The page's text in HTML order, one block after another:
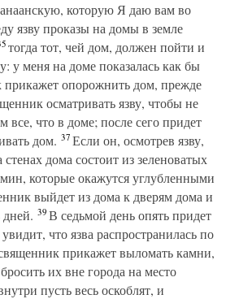
которую Я даю вам во
язву проказы на домы в земле
тогда тот, чей дом, должен пойти и
у меня на доме показалась как бы
опорожнить дом, прежде
осматривать язву, чтобы не
все, что в доме; после сего придет
дом. 37Если он, осмотрев язву,
стенах дома состоит из зеленоватых
которые окажутся углубленными
выйдет из дома к дверям дома и
дней. 39В седьмой день опять придет
что язва распространилась по
прикажет выломать камни,
их вне города на место
пусть весь оскоблят, и